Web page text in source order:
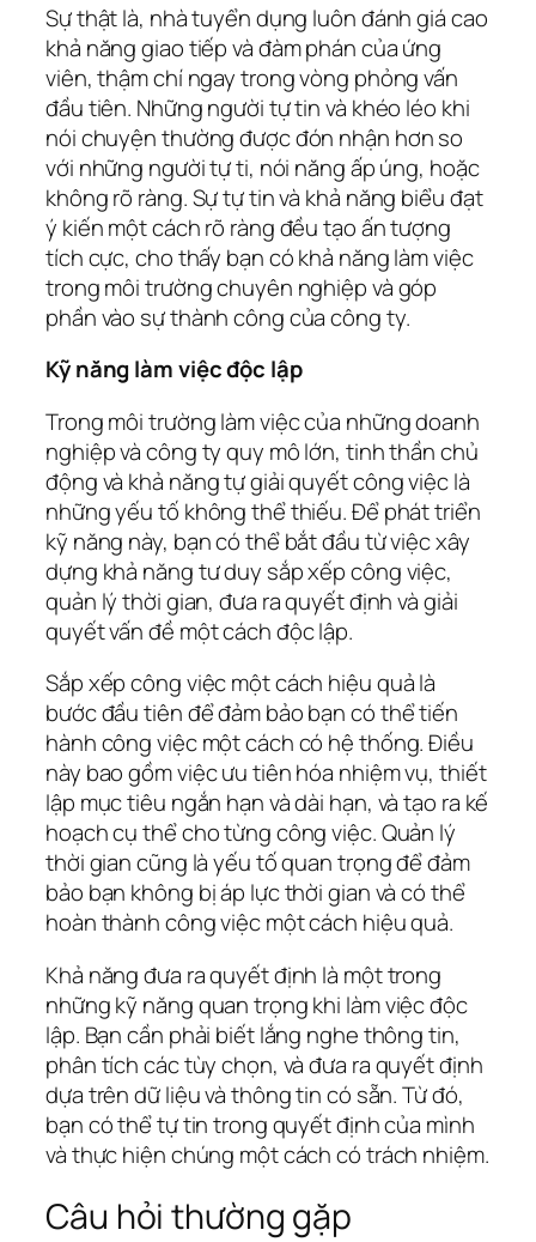
Sự thật là, nhà tuyển dụng luôn đánh giá cao
khả năng giao tiếp và đàm phán của ứng
viên, thậm chí ngay trong vòng phỏng vấn
đầu tiên. Những người tự tin và khéo léo khi
nói chuyện thường được đón nhận hơn so
với những người tự ti, nói năng ấp úng, hoặc
không rõ ràng. Sự tự tin và khả năng biểu đạt
ý kiến một cách rõ ràng đều tạo ấn tượng
tích cực, cho thấy bạn có khả năng làm việc
trong môi trường chuyên nghiệp và góp
phần vào sự thành công của công ty.
Kỹ năng làm việc độc lập
Trong môi trường làm việc của những doanh
nghiệp và công ty quy mô lớn, tinh thần chủ
động và khả năng tự giải quyết công việc là
những yếu tố không thể thiếu. Để phát triển
kỹ năng này, bạn có thể bắt đầu từ việc xây
dựng khả năng tư duy sắp xếp công việc,
quản lý thời gian, đưa ra quyết định và giải
quyết vấn đề một cách độc lập.
Sắp xếp công việc một cách hiệu quả là
bước đầu tiên để đảm bảo bạn có thể tiến
hành công việc một cách có hệ thống. Điều
này bao gồm việc ưu tiên hóa nhiệm vụ, thiết
lập mục tiêu ngắn hạn và dài hạn, và tạo ra kế
hoạch cụ thể cho từng công việc. Quản lý
thời gian cũng là yếu tố quan trọng để đảm
bảo bạn không bị áp lực thời gian và có thể
hoàn thành công việc một cách hiệu quả.
Khả năng đưa ra quyết định là một trong
những kỹ năng quan trọng khi làm việc độc
lập. Bạn cần phải biết lắng nghe thông tin,
phân tích các tùy chọn, và đưa ra quyết định
dựa trên dữ liệu và thông tin có sẵn. Từ đó,
bạn có thể tự tin trong quyết định của mình
và thực hiện chúng một cách có trách nhiệm.
Câu hỏi thường gặp